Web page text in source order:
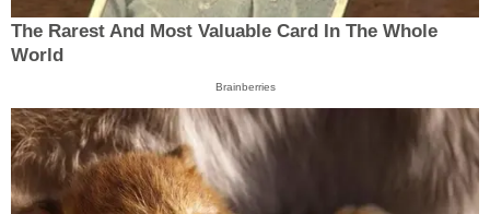
The Rarest And Most Valuable Card In The Whole
World
Brainberries